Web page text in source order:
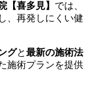
【喜多見】 では、
、再発しにくい健
グと最新の施術法
施術プランを提供